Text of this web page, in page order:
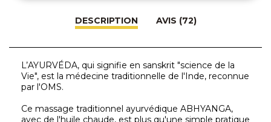
DESCRIPTION AVIS (72)
L’AYURVÉDA, qui signifie en sanskrit "science de la
Vie", est la médecine traditionnelle de l'Inde, reconnue
par l'OMS.
Ce massage traditionnel ayurvédique ABHYANGA,
avec de l'huile chaude, est plus qu'une simple pratique